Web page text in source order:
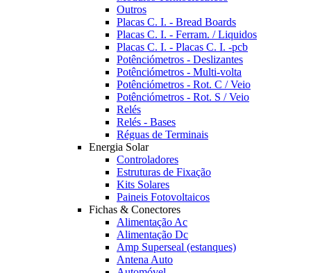
Outros
Placas C. I. - Bread Boards
Placas C. I. - Ferram. / Liquidos
Placas C. I. - Placas C. I. -pcb
Potênciómetros - Deslizantes
Potênciómetros - Multi-volta
Potênciómetros - Rot. C / Veio
Potênciómetros - Rot. S / Veio
Relés
Relés - Bases
Réguas de Terminais
Energia Solar
Controladores
Estruturas de Fixação
Kits Solares
Paineis Fotovoltaicos
Fichas & Conectores
Alimentação Ac
Alimentação Dc
Amp Superseal (estanques)
Antena Auto